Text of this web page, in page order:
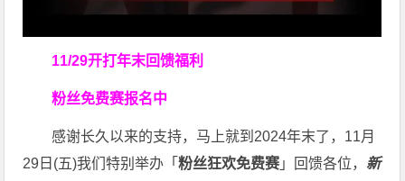
11/29开打年末回馈福利
粉丝免费赛报名中
感谢长久以来的支持，马上就到2024年末了，11月
29日(五)我们特别举办「粉丝狂欢免费赛」回馈各位， 新